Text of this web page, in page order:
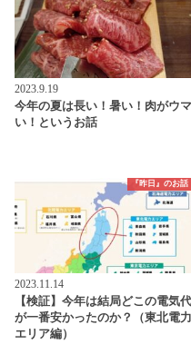
2023.9.19
今年の夏は長い！暑い！肉がウマ
い！というお話
『昨日』のお話
2023.11.14
【検証】今年は結局どこの電気代
が一番安かったのか？（東北電力
エリア編）